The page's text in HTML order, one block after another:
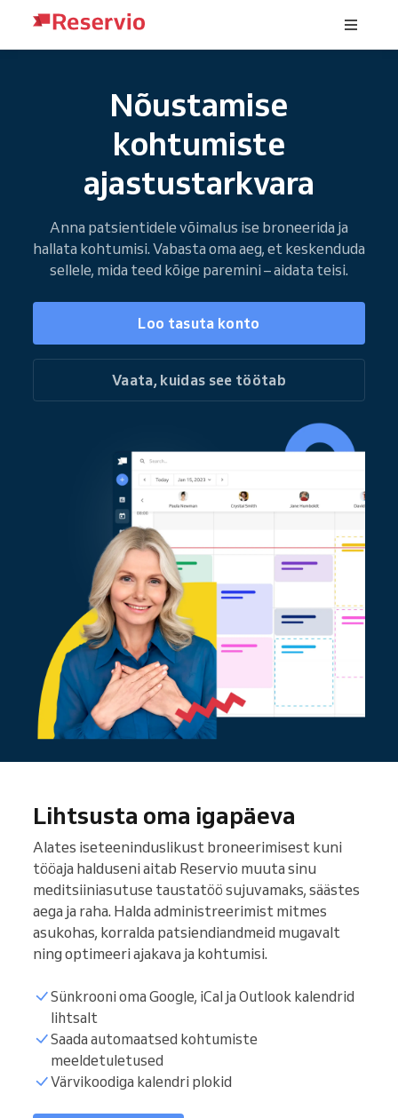
Nõustamise
kohtumiste
ajastustarkvara
Anna patsientidele võimalus ise broneerida ja
hallata kohtumisi. Vabasta oma aeg, et keskenduda
sellele, mida teed kõige paremini – aidata teisi.
Loo tasuta konto
Vaata, kuidas see töötab
Kliendinimekiri
Broneeritavad ajad
Lihtsusta oma igapäeva
Alates iseteeninduslikust broneerimisest kuni
tööaja halduseni aitab Reservio muuta sinu
meditsiiniasutuse taustatöö sujuvamaks, säästes
aega ja raha. Halda administreerimist mitmes
asukohas, korralda patsiendiandmeid mugavalt
ning optimeeri ajakava ja kohtumisi.
Sünkrooni oma Google, iCal ja Outlook kalendrid
lihtsalt
Saada automaatsed kohtumiste
meeldetuletused
Värvikoodiga kalendri plokid